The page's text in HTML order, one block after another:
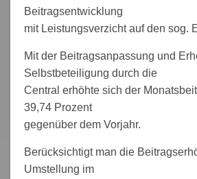
Beitragsentwicklung
mit Leistungsverzicht auf den sog.
Mit der Beitragsanpassung und
Selbstbeteiligung durch die
Central erhöhte sich der
39,74 Prozent
gegenüber dem Vorjahr.
Berücksichtigt man die
Umstellung im